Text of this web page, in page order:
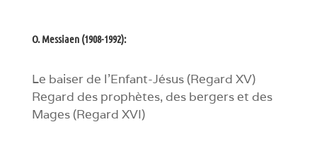
O. Messiaen (1908-1992):
Le baiser de l’Enfant-Jésus (Regard XV)
Regard des prophètes, des bergers et des
Mages (Regard XVI)